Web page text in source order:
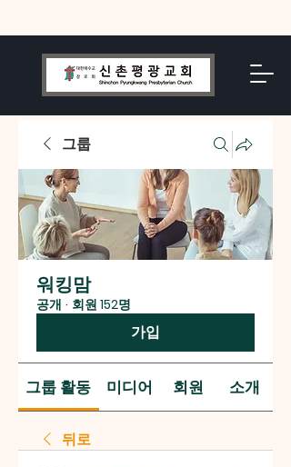
그룹
워킹맘
공개 · 회원 152명
가입
그룹 활동 미디어 회원 소개
뒤로